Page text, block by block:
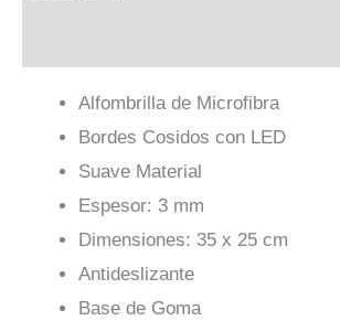
Alfombrilla de Microfibra
Bordes Cosidos con LED
Suave Material
Espesor: 3 mm
Dimensiones: 35 x 25 cm
Antideslizante
Base de Goma